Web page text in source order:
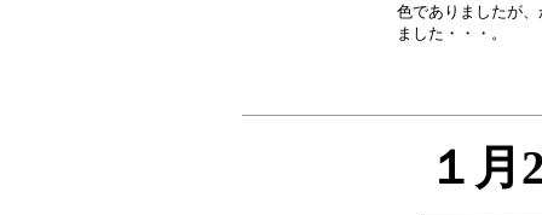
色でありましたが
１月